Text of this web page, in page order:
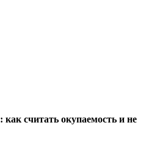
считать окупаемость и не